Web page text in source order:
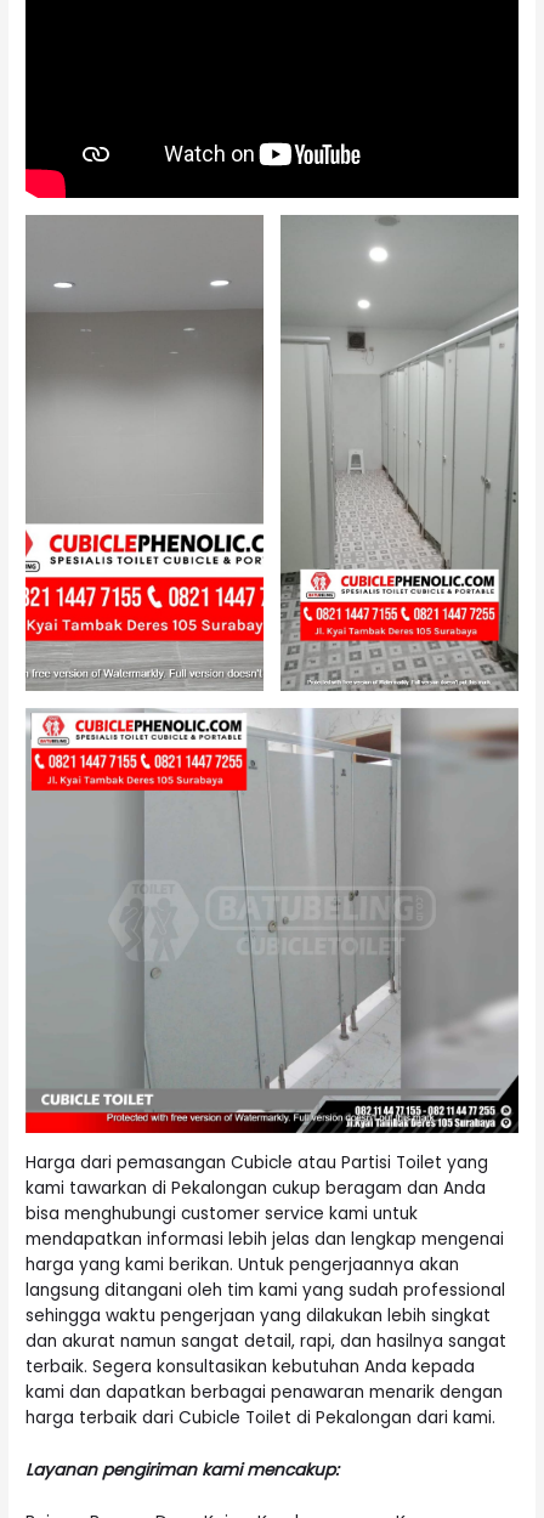
Harga dari pemasangan Cubicle atau Partisi Toilet yang
kami tawarkan di Pekalongan cukup beragam dan Anda
bisa menghubungi customer service kami untuk
mendapatkan informasi lebih jelas dan lengkap mengenai
harga yang kami berikan. Untuk pengerjaannya akan
langsung ditangani oleh tim kami yang sudah professional
sehingga waktu pengerjaan yang dilakukan lebih singkat
dan akurat namun sangat detail, rapi, dan hasilnya sangat
terbaik. Segera konsultasikan kebutuhan Anda kepada
kami dan dapatkan berbagai penawaran menarik dengan
harga terbaik dari Cubicle Toilet di Pekalongan dari kami.
Layanan pengiriman kami mencakup: